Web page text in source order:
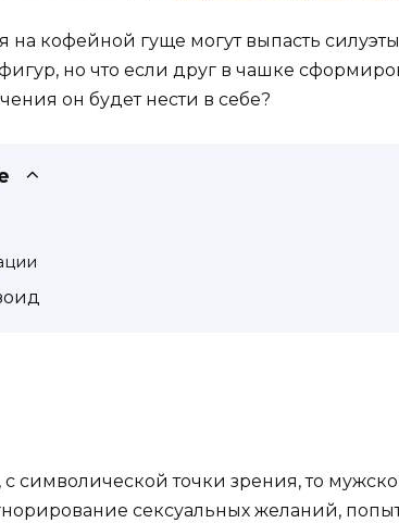
на кофейной гуще могут выпасть
но что если друг в чашке
он будет нести в себе?
с символической точки зрения, то
сексуальных желаний,